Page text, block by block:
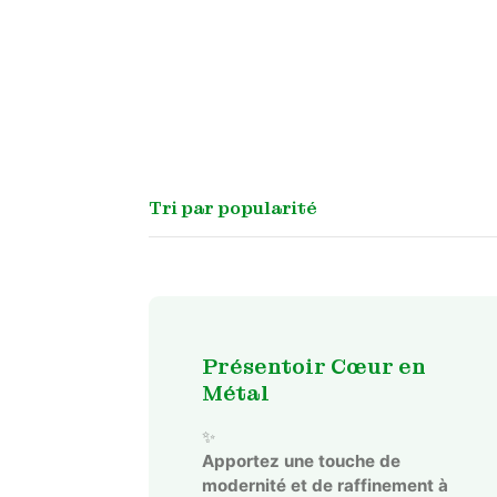
Présentoir Cœur en
Métal
✨
Apportez une touche de
modernité et de raffinement à